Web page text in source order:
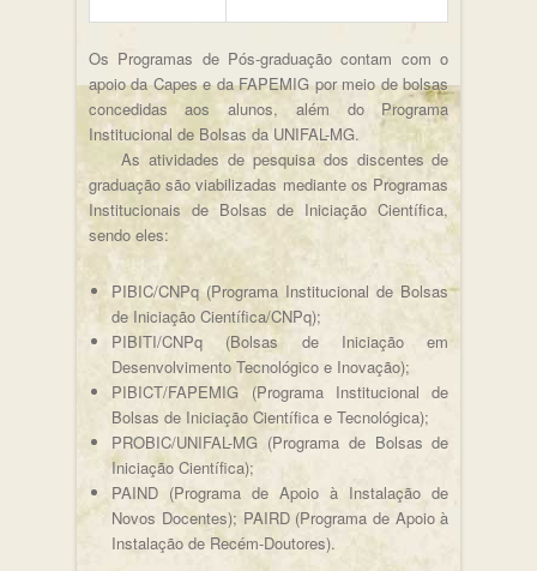
Os Programas de Pós-graduação contam com o
apoio da Capes e da FAPEMIG por meio de bolsas
concedidas aos alunos, além do Programa
Institucional de Bolsas da UNIFAL-MG.
As atividades de pesquisa dos discentes de
graduação são viabilizadas mediante os Programas
Institucionais de Bolsas de Iniciação Científica,
sendo eles:
PIBIC/CNPq (Programa Institucional de Bolsas
de Iniciação Científica/CNPq);
PIBITI/CNPq (Bolsas de Iniciação em
Desenvolvimento Tecnológico e Inovação);
PIBICT/FAPEMIG (Programa Institucional de
Bolsas de Iniciação Científica e Tecnológica);
PROBIC/UNIFAL-MG (Programa de Bolsas de
Iniciação Científica);
PAIND (Programa de Apoio à Instalação de
Novos Docentes); PAIRD (Programa de Apoio à
Instalação de Recém-Doutores).